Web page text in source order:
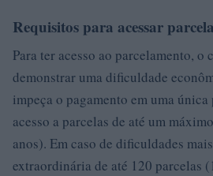
Requisitos para acessar
Para ter acesso ao parcelamento, o
demonstrar uma dificuldade
impeça o pagamento em uma
acesso a parcelas de até um
anos). Em caso de dificuldades
extraordinária de até 120 parcelas